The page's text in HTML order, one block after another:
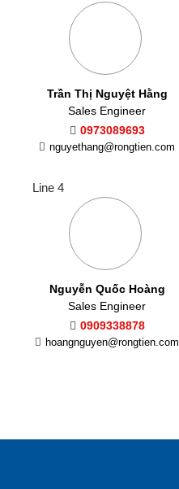
Trần Thị Nguyệt Hằng
Sales Engineer
0973089693
nguyethang@rongtien.com
Line 4
Nguyễn Quốc Hoàng
Sales Engineer
0909338878
hoangnguyen@rongtien.com